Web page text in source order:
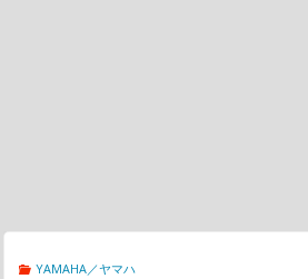
YAMAHA／ヤマハ